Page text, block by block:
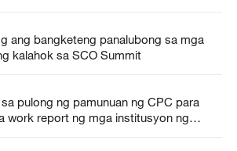
ang bangketeng panalubong sa mga
kalahok sa SCO Summit
pulong ng pamunuan ng CPC para
work report ng mga institusyon ng